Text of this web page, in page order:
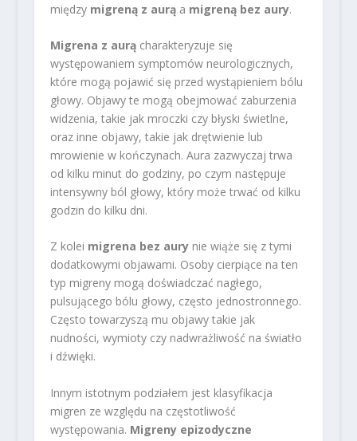
między migreną z aurąa migreną bez aury.
Migrena z aurącharakteryzuje się
występowaniem symptomów neurologicznych,
które mogą pojawić się przed wystąpieniem bólu
głowy. Objawy te mogą obejmować zaburzenia
widzenia, takie jak mroczki czy błyski świetlne,
oraz inne objawy, takie jak drętwienie lub
mrowienie w kończynach. Aura zazwyczaj trwa
od kilku minut do godziny, po czym następuje
intensywny ból głowy, który może trwać od kilku
godzin do kilku dni.
Z kolei migrena bez aurynie wiąże się z tymi
dodatkowymi objawami. Osoby cierpiące na ten
typ migreny mogą doświadczać nagłego,
pulsującego bólu głowy, często jednostronnego.
Często towarzyszą mu objawy takie jak
nudności, wymioty czy nadwrażliwość na światło
i dźwięki.
Innym istotnym podziałem jest klasyfikacja
migren ze względu na częstotliwość
występowania. Migreny epizodyczne